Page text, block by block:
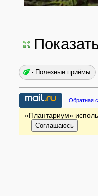
Полезные приёмы
Обратная
«Плантариум»
Соглашаюсь